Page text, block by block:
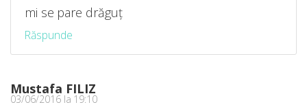
mi se pare drăguț
Răspunde
Mustafa FILIZ
03/06/2016 la 19:10